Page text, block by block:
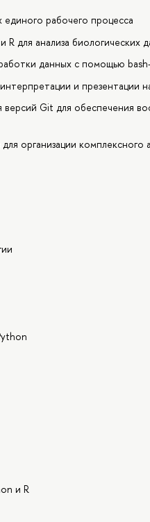
единого рабочего процесса
для анализа биологических
данных с помощью
и презентации
Git для обеспечения
организации комплексного
и R